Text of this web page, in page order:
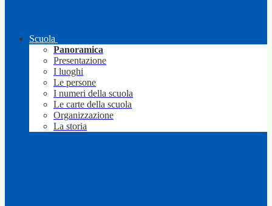
Scuola
Panoramica
Presentazione
I luoghi
Le persone
I numeri della scuola
Le carte della scuola
Organizzazione
La storia